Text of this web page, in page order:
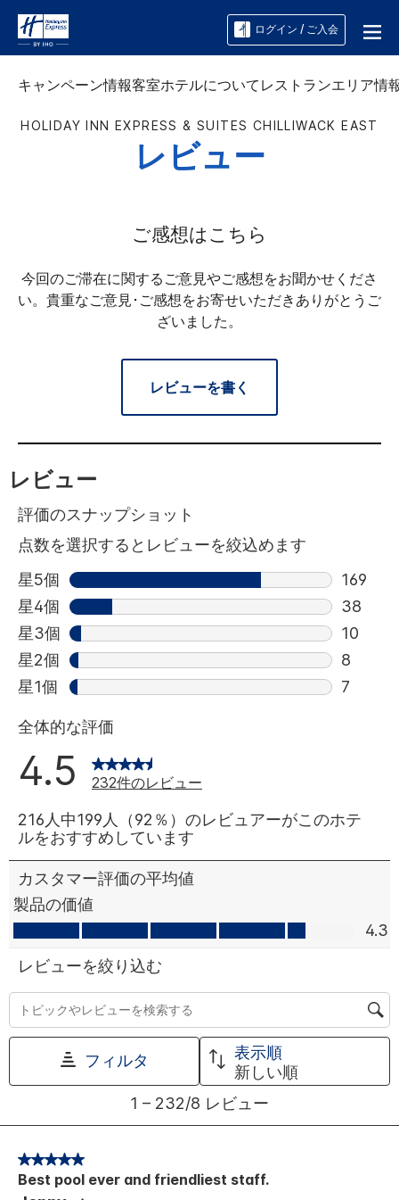
ログイン / ご入会
キャンペーン情報客室ホテルについて レストランエリア情
HOLIDAY INN EXPRESS & SUITES CHILLIWACK EAST
レビュー
ご感想はこちら
今回のご滞在に関するご意見やご感想をお聞かせくださ
い。貴重なご意見･ご感想をお寄せいただきありがとうご
ざいました。
レビューを書く